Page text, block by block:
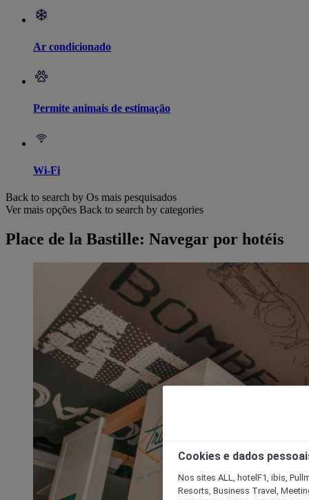
Ar condicionado
Permite animais de estimação
Wi-Fi
Back to search by Os mais pesquisados
Ver mais opções Back to search by categories
Place de la Bastille: Navegar por hotéis
Cookies e dados
Nos sites ALL, hotelF1, ibis,
Resorts, Business Travel,